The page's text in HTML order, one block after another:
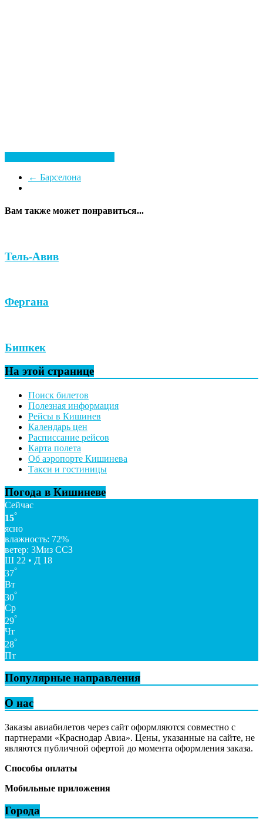
← Барселона
Вам также может понравиться...
Тель-Авив
Фергана
Бишкек
На этой странице
Поиск билетов
Полезная информация
Рейсы в Кишинев
Календарь цен
Расписсание рейсов
Карта полета
Об аэропорте Кишинева
Такси и гостиницы
Погода в Кишиневе
Сейчас
15°
ясно
влажность: 72%
ветер: 3Миз ССЗ
Ш 22 • Д 18
37°
Вт
30°
Ср
29°
Чт
28°
Пт
Популярные направления
О нас
Заказы авиабилетов через сайт оформляются совместно с
партнерами «Краснодар Авиа». Цены, указанные на сайте, не
являются публичной офертой до момента оформления заказа.
Способы оплаты
Мобильные приложения
Города